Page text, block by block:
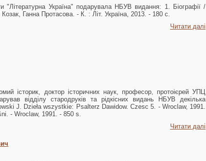
"Літературна Україна" подарувала НБУВ видання: 1. Біографії /
Ганна Протасова. - К. : Літ. Україна, 2013. - 180 с.
Читати далі
історик, доктор історичних наук, професор, протоієрей УПЦ
відділу стародруків та рідкісних видань НБУВ декілька
J. Dzieła wszystkie: Psalterz Dawidow. Czesc 5. - Wroclaw, 1991.
- Wroclaw, 1991. - 850 s.
Читати далі